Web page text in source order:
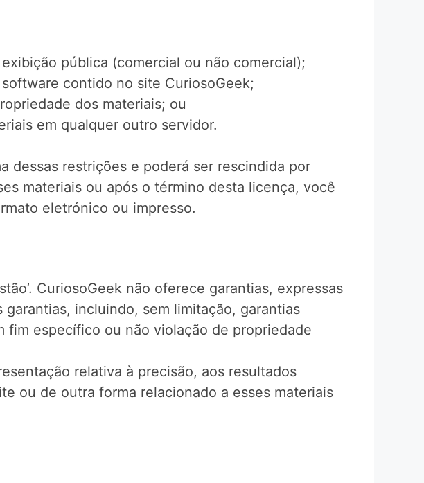
pública (comercial ou não comercial);
contido no site CuriosoGeek;
dos materiais; ou
em qualquer outro servidor.
dessas restrições e poderá ser rescindida por
materiais ou após o término desta licença, você
eletrónico ou impresso.
CuriosoGeek não oferece garantias, expressas
incluindo, sem limitação, garantias
fim específico ou não violação de propriedade
relativa à precisão, aos resultados
ou de outra forma relacionado a esses materiais